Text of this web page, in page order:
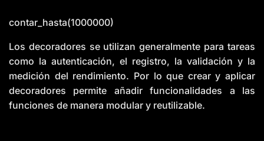
contar_hasta(1000000)
Los decoradores se utilizan generalmente para tareas
como la autenticación, el registro, la validación y la
medición del rendimiento. Por lo que crear y aplicar
decoradores permite añadir funcionalidades a las
funciones de manera modular y reutilizable.